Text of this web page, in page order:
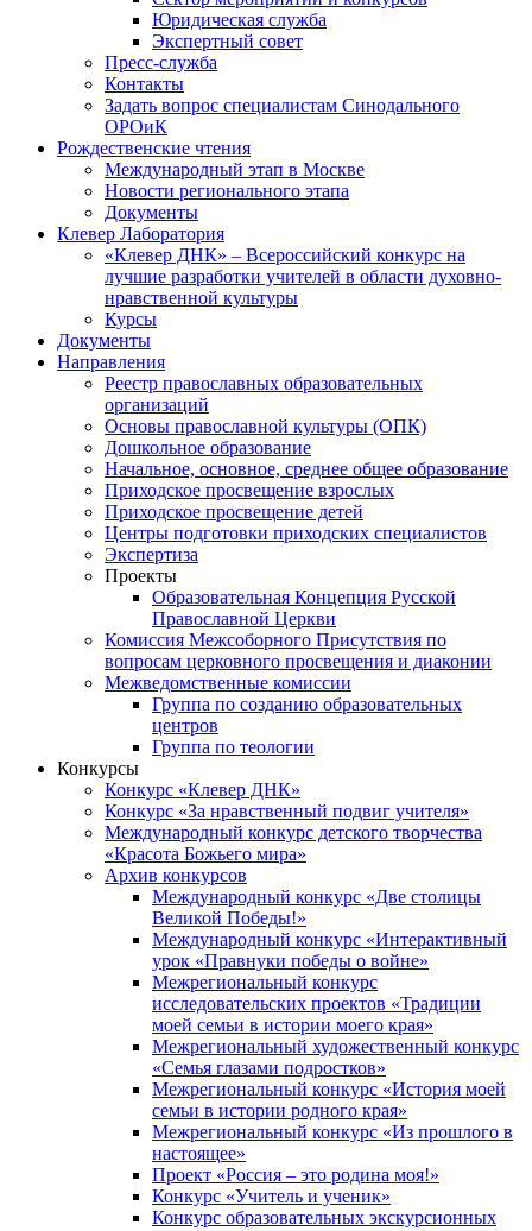
Юридическая служба
Экспертный совет
Пресс-служба
Контакты
Задать вопрос специалистам Синодального
ОРОиК
Рождественские чтения
Международный этап в Москве
Новости регионального этапа
Документы
Клевер Лаборатория
«Клевер ДНК» – Всероссийский конкурс на
лучшие разработки учителей в области духовно-
нравственной культуры
Курсы
Документы
Направления
Реестр православных образовательных
организаций
Основы православной культуры (ОПК)
Дошкольное образование
Начальное, основное, среднее общее образование
Приходское просвещение взрослых
Приходское просвещение детей
Центры подготовки приходских специалистов
Экспертиза
Проекты
Образовательная Концепция Русской
Православной Церкви
Комиссия Межсоборного Присутствия по
вопросам церковного просвещения и диаконии
Межведомственные комиссии
Группа по созданию образовательных
центров
Группа по теологии
Конкурсы
Конкурс «Клевер ДНК»
Конкурс «За нравственный подвиг учителя»
Международный конкурс детского творчества
«Красота Божьего мира»
Архив конкурсов
Международный конкурс «Две столицы
Великой Победы!»
Международный конкурс «Интерактивный
урок «Правнуки победы о войне»
Межрегиональный конкурс
исследовательских проектов «Традиции
моей семьи в истории моего края»
Межрегиональный художественный конкурс
«Семья глазами подростков»
Межрегиональный конкурс «История моей
семьи в истории родного края»
Межрегиональный конкурс «Из прошлого в
настоящее»
Проект «Россия – это родина моя!»
Конкурс «Учитель и ученик»
Конкурс образовательных экскурсионных